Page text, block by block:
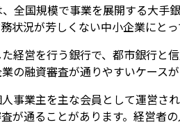
全国規模で事業を展開する大手
状況が芳しくない中小企業にと
経営を行う銀行で、都市銀行と
の融資審査が通りやすいケース
事業主を主な会員として運営さ
が通ることがあります。経営者